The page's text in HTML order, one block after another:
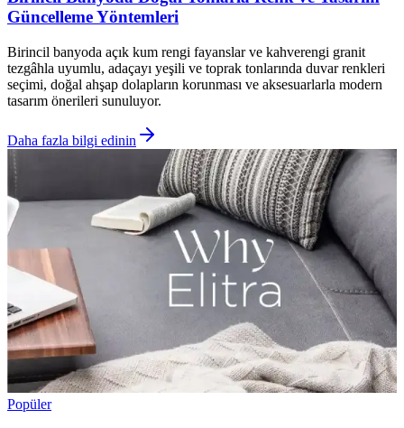
Güncelleme Yöntemleri
Birincil banyoda açık kum rengi fayanslar ve kahverengi granit
tezgâhla uyumlu, adaçayı yeşili ve toprak tonlarında duvar renkleri
seçimi, doğal ahşap dolapların korunması ve aksesuarlarla modern
tasarım önerileri sunuluyor.
Daha fazla bilgi edinin
Popüler